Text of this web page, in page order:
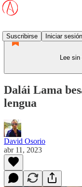
Suscribirse
Iniciar sesión
Lee
Dalái Lama
lengua
David Osorio
abr 11, 2023